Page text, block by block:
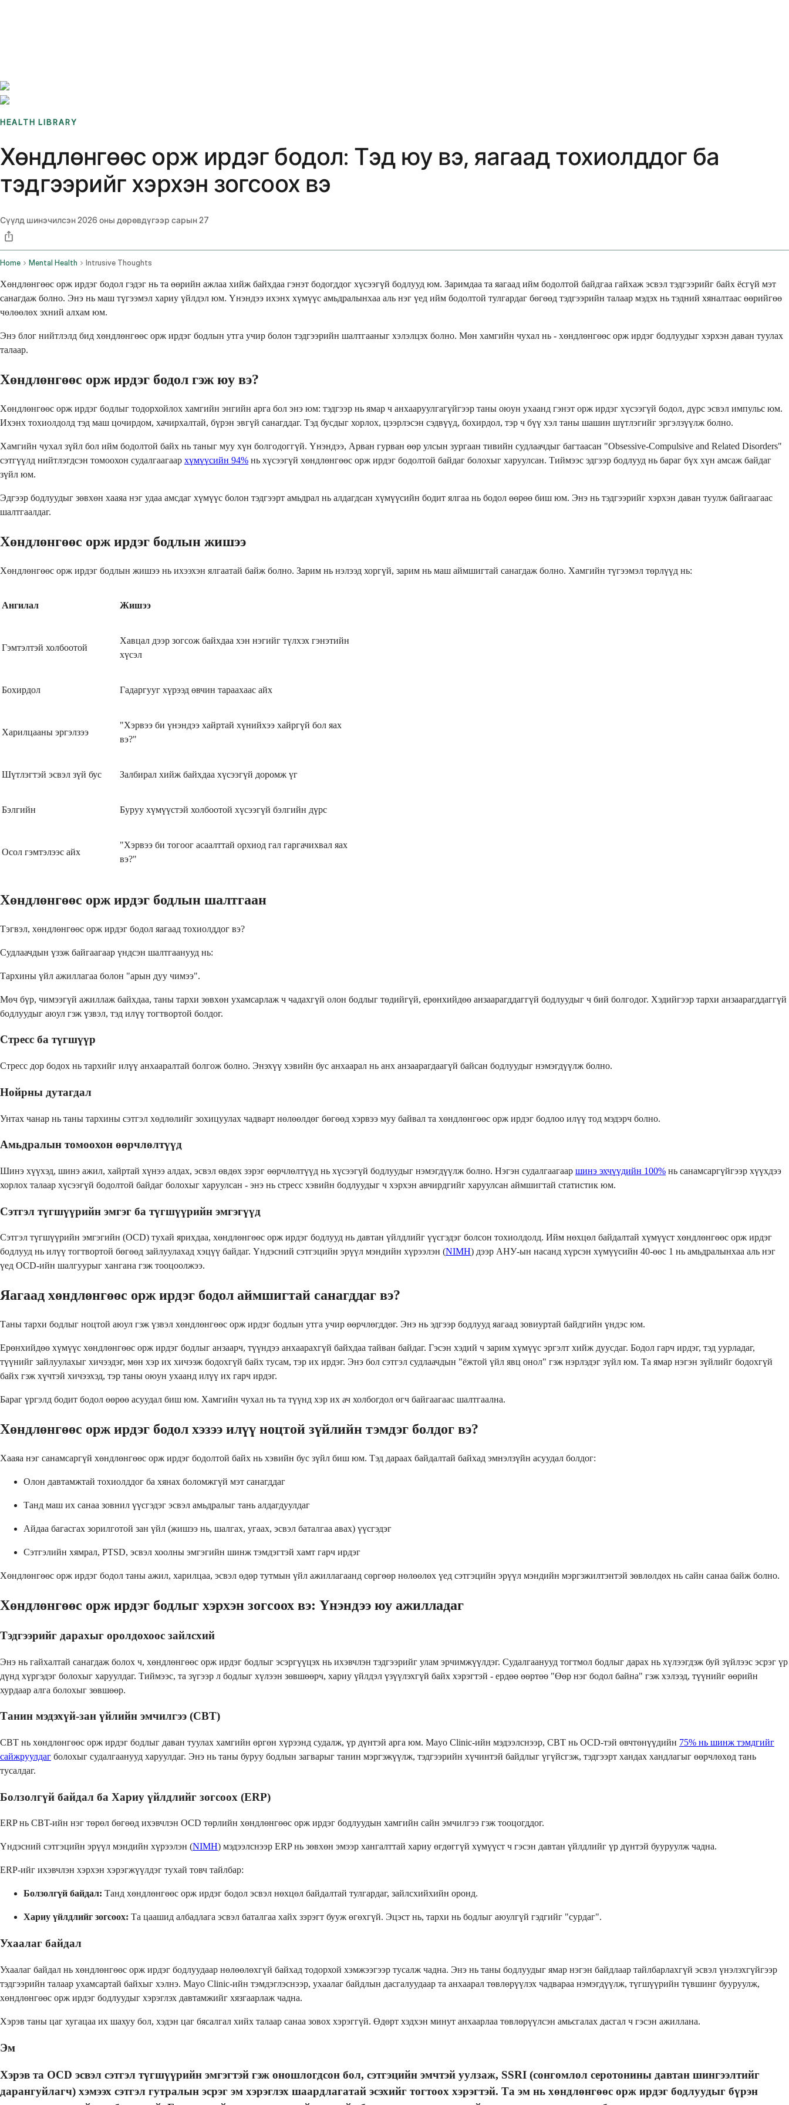
HEALTH LIBRARY
Хөндлөнгөөс орж ирдэг бодол: Тэд юу вэ, яагаад тохиолддог ба
тэдгээрийг хэрхэн зогсоох вэ
Сүүлд шинэчилсэн2026 оны дөрөвдүгээр сарын 27
Home Mental Health Intrusive Thoughts
Хөндлөнгөөс орж ирдэг бодол гэдэг нь та өөрийн ажлаа хийж байхдаа гэнэт бодогддог хүсээгүй бодлууд юм. Заримдаа та яагаад ийм бодолтой байдгаа гайхаж эсвэл тэдгээрийг байх ёсгүй мэт
санагдаж болно. Энэ нь маш түгээмэл хариу үйлдэл юм. Үнэндээ ихэнх хүмүүс амьдралынхаа аль нэг үед ийм бодолтой тулгардаг бөгөөд тэдгээрийн талаар мэдэх нь тэдний хяналтаас өөрийгөө
чөлөөлөх эхний алхам юм.
Энэ блог нийтлэлд бид хөндлөнгөөс орж ирдэг бодлын утга учир болон тэдгээрийн шалтгааныг хэлэлцэх болно. Мөн хамгийн чухал нь - хөндлөнгөөс орж ирдэг бодлуудыг хэрхэн даван туулах
талаар.
Хөндлөнгөөс орж ирдэг бодол гэж юу вэ?
Хөндлөнгөөс орж ирдэг бодлыг тодорхойлох хамгийн энгийн арга бол энэ юм: тэдгээр нь ямар ч анхааруулгагүйгээр таны оюун ухаанд гэнэт орж ирдэг хүсээгүй бодол, дүрс эсвэл импульс юм.
Ихэнх тохиолдолд тэд маш цочирдом, хачирхалтай, бүрэн эвгүй санагддаг. Тэд бусдыг хорлох, цээрлэсэн сэдвүүд, бохирдол, тэр ч бүү хэл таны шашин шүтлэгийг эргэлзүүлж болно.
Хамгийн чухал зүйл бол ийм бодолтой байх нь таныг муу хүн болгодоггүй. Үнэндээ, Арван гурван өөр улсын зургаан тивийн судлаачдыг багтаасан "Obsessive-Compulsive and Related Disorders"
сэтгүүлд нийтлэгдсэн томоохон судалгаагаар хүмүүсийн 94% нь хүсээгүй хөндлөнгөөс орж ирдэг бодолтой байдаг болохыг харуулсан. Тиймээс эдгээр бодлууд нь бараг бүх хүн амсаж байдаг
зүйл юм.
Эдгээр бодлуудыг зөвхөн хааяа нэг удаа амсдаг хүмүүс болон тэдгээрт амьдрал нь алдагдсан хүмүүсийн бодит ялгаа нь бодол өөрөө биш юм. Энэ нь тэдгээрийг хэрхэн даван туулж байгаагаас
шалтгаалдаг.
Хөндлөнгөөс орж ирдэг бодлын жишээ
Хөндлөнгөөс орж ирдэг бодлын жишээ нь ихээхэн ялгаатай байж болно. Зарим нь нэлээд хоргүй, зарим нь маш аймшигтай санагдаж болно. Хамгийн түгээмэл төрлүүд нь:
Ангилал Жишээ
Гэмтэлтэй холбоотой
Хавцал дээр зогсож байхдаа хэн нэгийг түлхэх гэнэтийн
хүсэл
Бохирдол Гадаргууг хүрээд өвчин тараахаас айх
Харилцааны эргэлзээ
"Хэрвээ би үнэндээ хайртай хүнийхээ хайргүй бол яах
вэ?"
Шүтлэгтэй эсвэл зүй бус Залбирал хийж байхдаа хүсээгүй доромж үг
Бэлгийн Буруу хүмүүстэй холбоотой хүсээгүй бэлгийн дүрс
Осол гэмтэлээс айх
"Хэрвээ би тогоог асаалттай орхиод гал гаргачихвал яах
вэ?"
Хөндлөнгөөс орж ирдэг бодлын шалтгаан
Тэгвэл, хөндлөнгөөс орж ирдэг бодол яагаад тохиолддог вэ?
Судлаачдын үзэж байгаагаар үндсэн шалтгаанууд нь:
Тархины үйл ажиллагаа болон "арын дуу чимээ".
Мөч бүр, чимээгүй ажиллаж байхдаа, таны тархи зөвхөн ухамсарлаж ч чадахгүй олон бодлыг төдийгүй, ерөнхийдөө анзаарагддаггүй бодлуудыг ч бий болгодог. Хэдийгээр тархи анзаарагддаггүй
бодлуудыг аюул гэж үзвэл, тэд илүү тогтвортой болдог.
Стресс ба түгшүүр
Стресс дор бодох нь тархийг илүү анхааралтай болгож болно. Энэхүү хэвийн бус анхаарал нь анх анзаарагдаагүй байсан бодлуудыг нэмэгдүүлж болно.
Нойрны дутагдал
Унтах чанар нь таны тархины сэтгэл хөдлөлийг зохицуулах чадварт нөлөөлдөг бөгөөд хэрвээ муу байвал та хөндлөнгөөс орж ирдэг бодлоо илүү тод мэдэрч болно.
Амьдралын томоохон өөрчлөлтүүд
Шинэ хүүхэд, шинэ ажил, хайртай хүнээ алдах, эсвэл өвдөх зэрэг өөрчлөлтүүд нь хүсээгүй бодлуудыг нэмэгдүүлж болно. Нэгэн судалгаагаар шинэ эхчүүдийн 100% нь санамсаргүйгээр хүүхдээ
хорлох талаар хүсээгүй бодолтой байдаг болохыг харуулсан - энэ нь стресс хэвийн бодлуудыг ч хэрхэн авчирдгийг харуулсан аймшигтай статистик юм.
Сэтгэл түгшүүрийн эмгэг ба түгшүүрийн эмгэгүүд
Сэтгэл түгшүүрийн эмгэгийн (OCD) тухай ярихдаа, хөндлөнгөөс орж ирдэг бодлууд нь давтан үйлдлийг үүсгэдэг болсон тохиолдолд. Ийм нөхцөл байдалтай хүмүүст хөндлөнгөөс орж ирдэг
бодлууд нь илүү тогтвортой бөгөөд зайлуулахад хэцүү байдаг. Үндэсний сэтгэцийн эрүүл мэндийн хүрээлэн (NIMH) дээр АНУ-ын насанд хүрсэн хүмүүсийн 40-өөс 1 нь амьдралынхаа аль нэг
үед OCD-ийн шалгуурыг хангана гэж тооцоолжээ.
Яагаад хөндлөнгөөс орж ирдэг бодол аймшигтай санагддаг вэ?
Таны тархи бодлыг ноцтой аюул гэж үзвэл хөндлөнгөөс орж ирдэг бодлын утга учир өөрчлөгддөг. Энэ нь эдгээр бодлууд яагаад зовиуртай байдгийн үндэс юм.
Ерөнхийдөө хүмүүс хөндлөнгөөс орж ирдэг бодлыг анзаарч, түүндээ анхаарахгүй байхдаа тайван байдаг. Гэсэн хэдий ч зарим хүмүүс эргэлт хийж дуусдаг. Бодол гарч ирдэг, тэд уурладаг,
түүнийг зайлуулахыг хичээдэг, мөн хэр их хичээж бодохгүй байх тусам, тэр их ирдэг. Энэ бол сэтгэл судлаачдын "ёжтой үйл явц онол" гэж нэрлэдэг зүйл юм. Та ямар нэгэн зүйлийг бодохгүй
байх гэж хүчтэй хичээхэд, тэр таны оюун ухаанд илүү их гарч ирдэг.
Бараг үргэлд бодит бодол өөрөө асуудал биш юм. Хамгийн чухал нь та түүнд хэр их ач холбогдол өгч байгаагаас шалтгаална.
Хөндлөнгөөс орж ирдэг бодол хэзээ илүү ноцтой зүйлийн тэмдэг болдог вэ?
Хааяа нэг санамсаргүй хөндлөнгөөс орж ирдэг бодолтой байх нь хэвийн бус зүйл биш юм. Тэд дараах байдалтай байхад эмнэлзүйн асуудал болдог:
Олон давтамжтай тохиолддог ба хянах боломжгүй мэт санагддаг
Танд маш их санаа зовнил үүсгэдэг эсвэл амьдралыг тань алдагдуулдаг
Айдаа багасгах зорилготой зан үйл (жишээ нь, шалгах, угаах, эсвэл баталгаа авах) үүсгэдэг
Сэтгэлийн хямрал, PTSD, эсвэл хоолны эмгэгийн шинж тэмдэгтэй хамт гарч ирдэг
Хөндлөнгөөс орж ирдэг бодол таны ажил, харилцаа, эсвэл өдөр тутмын үйл ажиллагаанд сөргөөр нөлөөлөх үед сэтгэцийн эрүүл мэндийн мэргэжилтэнтэй зөвлөлдөх нь сайн санаа байж болно.
Хөндлөнгөөс орж ирдэг бодлыг хэрхэн зогсоох вэ: Үнэндээ юу ажилладаг
Тэдгээрийг дарахыг оролдохоос зайлсхий
Энэ нь гайхалтай санагдаж болох ч, хөндлөнгөөс орж ирдэг бодлыг эсэргүүцэх нь ихэвчлэн тэдгээрийг улам эрчимжүүлдэг. Судалгаанууд тогтмол бодлыг дарах нь хүлээгдэж буй зүйлээс эсрэг үр
дүнд хүргэдэг болохыг харуулдаг. Тиймээс, та зүгээр л бодлыг хүлээн зөвшөөрч, хариу үйлдэл үзүүлэхгүй байх хэрэгтэй - ердөө өөртөө "Өөр нэг бодол байна" гэж хэлээд, түүнийг өөрийн
хурдаар алга болохыг зөвшөөр.
Танин мэдэхүй-зан үйлийн эмчилгээ (CBT)
CBT нь хөндлөнгөөс орж ирдэг бодлыг даван туулах хамгийн өргөн хүрээнд судалж, үр дүнтэй арга юм. Mayo Clinic-ийн мэдээлснээр, CBT нь OCD-тэй өвчтөнүүдийн 75% нь шинж тэмдгийг
сайжруулдаг болохыг судалгаанууд харуулдаг. Энэ нь таны буруу бодлын загварыг танин мэргэжүүлж, тэдгээрийн хүчинтэй байдлыг үгүйсгэж, тэдгээрт хандах хандлагыг өөрчлөхөд тань
тусалдаг.
Болзолгүй байдал ба Хариу үйлдлийг зогсоох (ERP)
ERP нь CBT-ийн нэг төрөл бөгөөд ихэвчлэн OCD төрлийн хөндлөнгөөс орж ирдэг бодлуудын хамгийн сайн эмчилгээ гэж тооцогддог.
Үндэсний сэтгэцийн эрүүл мэндийн хүрээлэн (NIMH) мэдээлснээр ERP нь зөвхөн эмээр хангалттай хариу өгдөггүй хүмүүст ч гэсэн давтан үйлдлийг үр дүнтэй бууруулж чадна.
ERP-ийг ихэвчлэн хэрхэн хэрэгжүүлдэг тухай товч тайлбар:
Болзолгүй байдал: Танд хөндлөнгөөс орж ирдэг бодол эсвэл нөхцөл байдалтай тулгардаг, зайлсхийхийн оронд.
Хариу үйлдлийг зогсоох: Та цаашид албадлага эсвэл баталгаа хайх зэрэгт бууж өгөхгүй. Эцэст нь, тархи нь бодлыг аюулгүй гэдгийг "сурдаг".
Ухаалаг байдал
Ухаалаг байдал нь хөндлөнгөөс орж ирдэг бодлуудаар нөлөөлөхгүй байхад тодорхой хэмжээгээр тусалж чадна. Энэ нь таны бодлуудыг ямар нэгэн байдлаар тайлбарлахгүй эсвэл үнэлэхгүйгээр
тэдгээрийн талаар ухамсартай байхыг хэлнэ. Mayo Clinic-ийн тэмдэглэснээр, ухаалаг байдлын дасгалуудаар та анхаарал төвлөрүүлэх чадвараа нэмэгдүүлж, түгшүүрийн түвшинг бууруулж,
хөндлөнгөөс орж ирдэг бодлуудыг хэрэглэх давтамжийг хязгаарлаж чадна.
Хэрэв таны цаг хугацаа их шахуу бол, хэдэн цаг бясалгал хийх талаар санаа зовох хэрэггүй. Өдөрт хэдхэн минут анхаарлаа төвлөрүүлсэн амьсгалах дасгал ч гэсэн ажиллана.
Эм
Хэрэв та OCD эсвэл сэтгэл түгшүүрийн эмгэгтэй гэж оношлогдсон бол, сэтгэцийн эмчтэй уулзаж, SSRI (сонгомлол серотонины давтан шингээлтийг
дарангуйлагч) хэмээх сэтгэл гутралын эсрэг эм хэрэглэх шаардлагатай эсэхийг тогтоох хэрэгтэй. Та эм нь хөндлөнгөөс орж ирдэг бодлуудыг бүрэн